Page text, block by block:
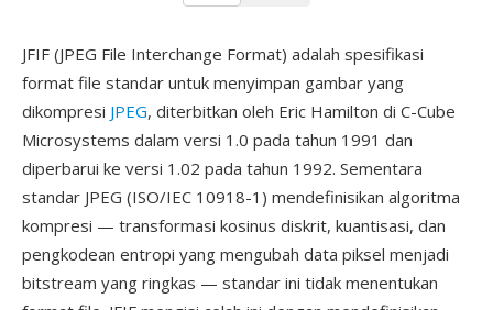
JFIF (JPEG File Interchange Format) adalah spesifikasi
format file standar untuk menyimpan gambar yang
dikompresi JPEG, diterbitkan oleh Eric Hamilton di C-Cube
Microsystems dalam versi 1.0 pada tahun 1991 dan
diperbarui ke versi 1.02 pada tahun 1992. Sementara
standar JPEG (ISO/IEC 10918-1) mendefinisikan algoritma
kompresi — transformasi kosinus diskrit, kuantisasi, dan
pengkodean entropi yang mengubah data piksel menjadi
bitstream yang ringkas — standar ini tidak menentukan